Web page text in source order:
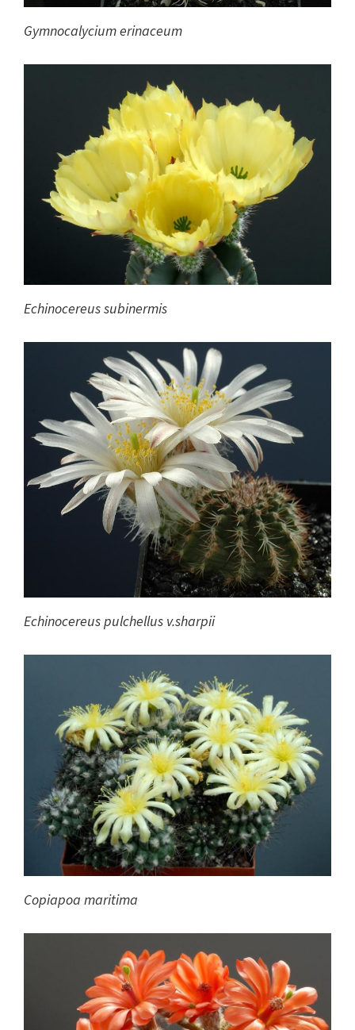
Gymnocalycium erinaceum
Echinocereus subinermis
Echinocereus pulchellus v.sharpii
Copiapoa maritima